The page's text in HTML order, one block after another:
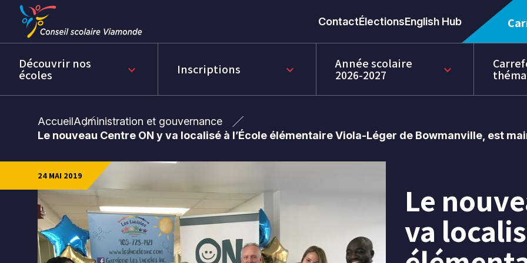
Passer
Passer
contenu
ContactÉlectionsEnglish Hub
Découvrir nos
écoles keyboard_arrow_down Inscriptions keyboard_arrow_down Année scolaire
2026-2027 keyboard_arrow_down
AccueilAdministration et gouvernance
Le nouveau Centre ON y va localisé à l’École élémentaire Viola-Léger de Bowmanville, est
24 MAI 2019
24
mai
Le
va